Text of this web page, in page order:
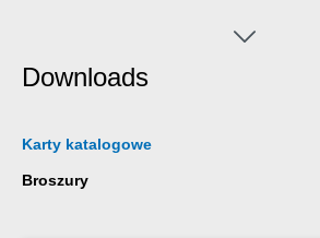
chroni przed korozją i utlenianiem, czyści i
Specjalna formuła potwierdzona atestem
Downloads
Karty katalogowe
Broszury